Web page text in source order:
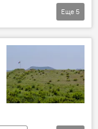
Еще 5